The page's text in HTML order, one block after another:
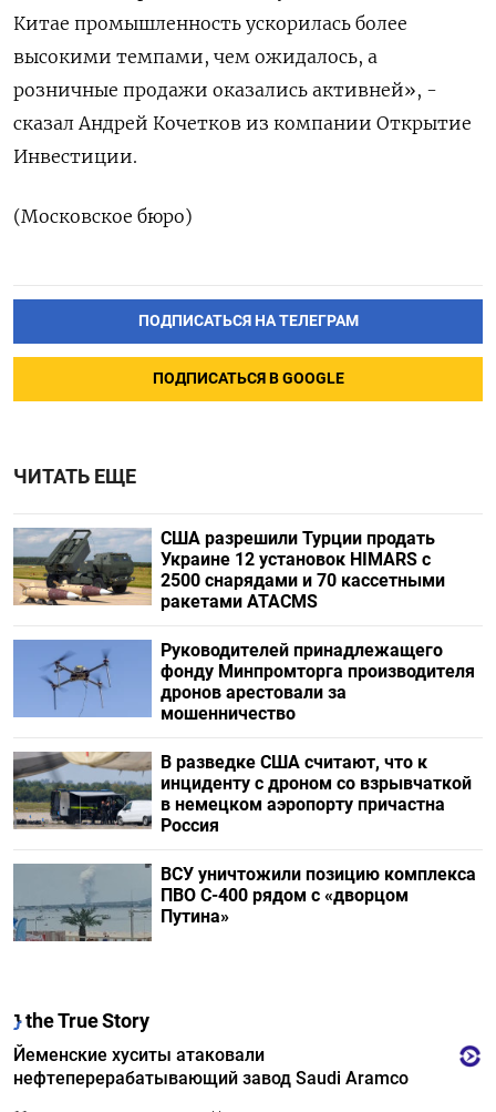
Китае промышленность ускорилась более
высокими темпами, чем ожидалось, а
розничные продажи оказались активней», -
сказал Андрей Кочетков из компании Открытие
Инвестиции.
(Московское бюро)
ПОДПИСАТЬСЯ НА ТЕЛЕГРАМ
ПОДПИСАТЬСЯ В GOOGLE
ЧИТАТЬ ЕЩЕ
США разрешили Турции продать
Украине 12 установок HIMARS с
2500 снарядами и 70 кассетными
ракетами ATACMS
Руководителей принадлежащего
фонду Минпромторга производителя
дронов арестовали за
мошенничество
В разведке США считают, что к
инциденту с дроном со взрывчаткой
в немецком аэропорту причастна
Россия
ВСУ уничтожили позицию комплекса
ПВО С-400 рядом с «дворцом
Путина»